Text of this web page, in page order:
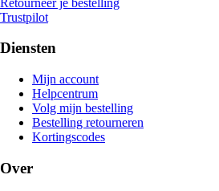
Trustpilot
Diensten
Mijn account
Helpcentrum
Volg mijn bestelling
Bestelling retourneren
Kortingscodes
Over